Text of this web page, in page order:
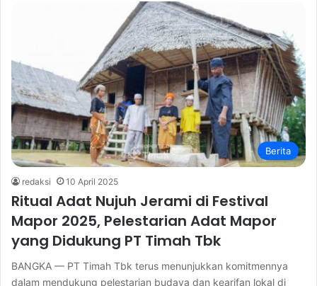
Berita
redaksi 10 April 2025
Ritual Adat Nujuh Jerami di Festival
Mapor 2025, Pelestarian Adat Mapor
yang Didukung PT Timah Tbk
BANGKA — PT Timah Tbk terus menunjukkan komitmennya
dalam mendukung pelestarian budaya dan kearifan lokal di